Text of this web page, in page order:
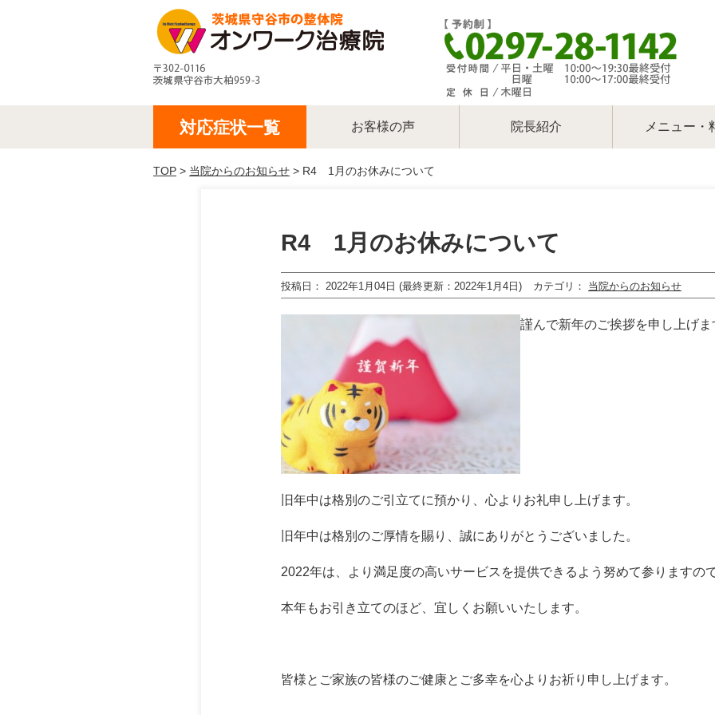
対応症状一覧 お客様の声 院長紹介 メニュー・
TOP > 当院からのお知らせ > R4 1月のお休みについて
R4 1月のお休みについて
投稿日 2022年1月04日 (最終更新：2022年1月4日) カテゴリ 当院からのお知らせ
謹んで新年のご挨拶を申し上げま
旧年中は格別のご引立てに預かり、心よりお礼申し上げます。
旧年中は格別のご厚情を賜り、誠にありがとうございました。
2022年は、より満足度の高いサービスを提供できるよう努めて参りますの
本年もお引き立てのほど、宜しくお願いいたします。
皆様とご家族の皆様のご健康とご多幸を心よりお祈り申し上げます。